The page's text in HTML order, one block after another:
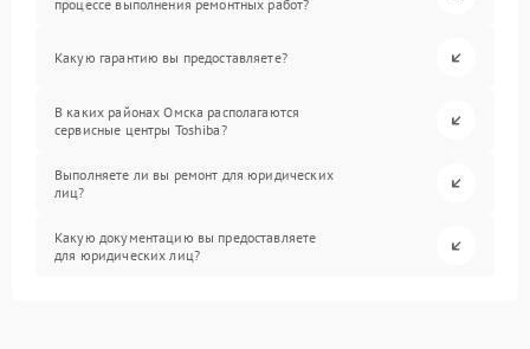
процессе выполнения ремонтных работ?
Какую гарантию вы предоставляете?
В каких районах Омска располагаются
сервисные центры Toshiba?
Выполняете ли вы ремонт для юридических
лиц?
Какую документацию вы предоставляете
для юридических лиц?